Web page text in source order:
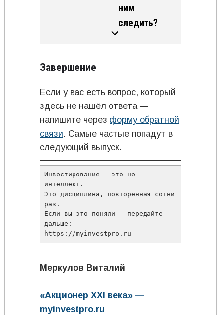
ним
следить?
Завершение
Если у вас есть вопрос, который
здесь не нашёл ответа —
напишите через форму обратной
связи. Самые частые попадут в
следующий выпуск.
Инвестирование — это не
интеллект.
Это дисциплина, повторённая сотни
раз.
Если вы это поняли — передайте
дальше:
https://myinvestpro.ru
Меркулов Виталий
«Акционер XXI века» —
myinvestpro.ru